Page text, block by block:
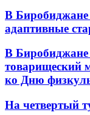
В
адаптивные
В Биробиджане
товарищеский
ко Дню
На четвертый